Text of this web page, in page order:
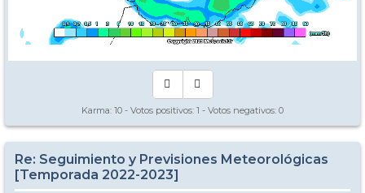
Karma: 10 - Votos positivos: 1 - Votos negativos: 0
Re: Seguimiento y Previsiones Meteorológicas
[Temporada 2022-2023]